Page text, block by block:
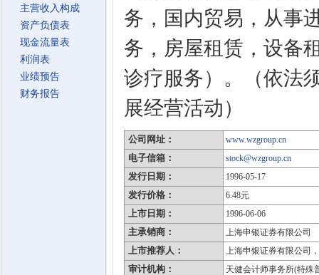
主营收入构成
资产负债表
现金流量表
利润表
业绩预告
财务报告
务，国内贸易，从事
务，房屋租赁，设备
诊疗服务）。（依法
展经营活动）
公司网址： www.wzgroup.cn
电子信箱： stock@wzgroup.cn
发行日期： 1996-05-17
发行价格： 6.48元
上市日期： 1996-06-06
主承销商： 上海申银证券有限公司
上市推荐人： 上海申银证券有限公司
审计机构： 天健会计师事务所(特殊